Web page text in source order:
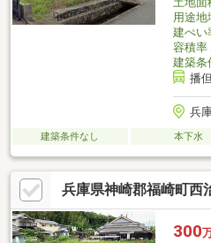
用途地
建ぺい
容積率
建築条
播
兵
建築条件なし 本下水
兵庫県神崎郡福崎町西
300